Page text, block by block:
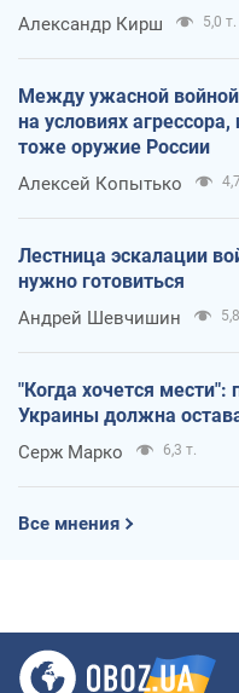
Александр Кирш 5,0 т.
Между ужасной
на условиях
тоже оружие России
Алексей Копытько
Лестница эскалации
нужно готовиться
Андрей Шевчишин
"Когда хочется мести":
Украины должна
Серж Марко 6,3 т.
Все мнения